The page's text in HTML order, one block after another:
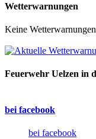
Wetterwarnungen
Keine
Feuerwehr Uelzen in
bei facebook
bei facebook